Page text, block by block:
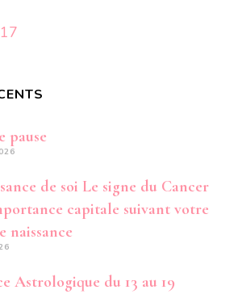
pause
de soi Le signe du Cancer
capitale suivant votre
naissance
Astrologique du 13 au 19